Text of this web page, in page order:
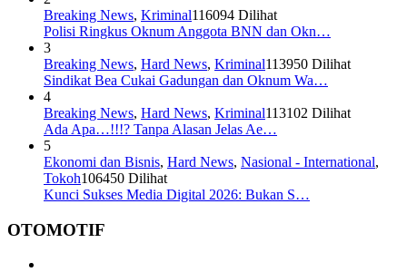
Breaking News, Kriminal116094 Dilihat
Polisi Ringkus Oknum Anggota BNN dan Okn…
3
Breaking News, Hard News, Kriminal113950 Dilihat
Sindikat Bea Cukai Gadungan dan Oknum Wa…
4
Breaking News, Hard News, Kriminal113102 Dilihat
Ada Apa…!!!? Tanpa Alasan Jelas Ae…
5
Ekonomi dan Bisnis, Hard News, Nasional - International,
Tokoh106450 Dilihat
Kunci Sukses Media Digital 2026: Bukan S…
OTOMOTIF